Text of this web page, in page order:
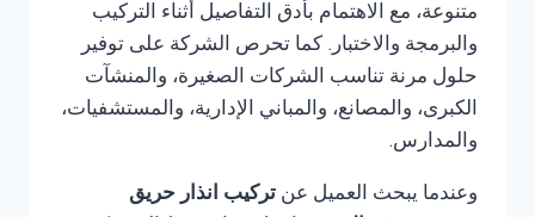
متنوعة، مع الاهتمام بأدق التفاصيل أثناء التركيب
والبرمجة والاختبار. كما تحرص الشركة على توفير
حلول مرنة تناسب الشركات الصغيرة، والمنشآت
الكبرى، والمصانع، والمباني الإدارية، والمستشفيات،
والمدارس.
وعندما يبحث العميل عن تركيب انذار حريق